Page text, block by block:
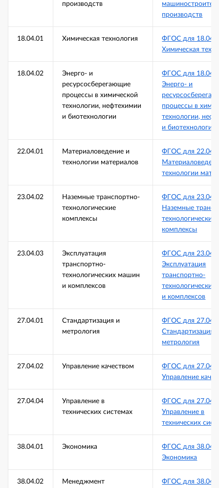
производств
производств
18.04.01 Химическая технология
ФГОС для
Химическая
18.04.02
Энерго- и
ресурсосберегающие
процессы в химической
технологии, нефтехимии
и биотехнологии
ФГОС для
Энерго- и
процессы в
технологии,
и биотехнологии
22.04.01
Материаловедение и
технологии материалов
ФГОС для
технологии
23.04.02
Наземные транспортно-
технологические
комплексы
ФГОС для
Наземные
технологические
комплексы
23.04.03
Эксплуатация
транспортно-
технологических машин
и комплексов
ФГОС для
Эксплуатация
транспортно-
и комплексов
27.04.01
Стандартизация и
метрология
ФГОС для
Стандартизация
метрология
27.04.02 Управление качеством
ФГОС для
Управление
27.04.04
Управление в
технических системах
ФГОС для
Управление в
технических
38.04.01 Экономика
ФГОС для
Экономика
38.04.02 Менеджмент
ФГОС для